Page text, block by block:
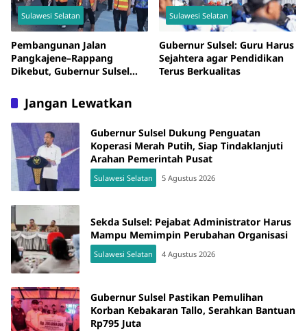
Sulawesi Selatan
Pembangunan Jalan
Pangkajene–Rappang
Dikebut, Gubernur Sulsel
Target
Sulawesi Selatan
Gubernur Sulsel: Guru Harus
Sejahtera agar Pendidikan
Terus Berkualitas
Jangan Lewatkan
Gubernur Sulsel Dukung Penguatan
Koperasi Merah Putih, Siap Tindaklanjuti
Arahan Pemerintah Pusat
Sulawesi Selatan 5 Agustus 2026
Sekda Sulsel: Pejabat Administrator Harus
Mampu Memimpin Perubahan Organisasi
Sulawesi Selatan 4 Agustus 2026
Gubernur Sulsel Pastikan Pemulihan
Korban Kebakaran Tallo, Serahkan Bantuan
Rp795 Juta